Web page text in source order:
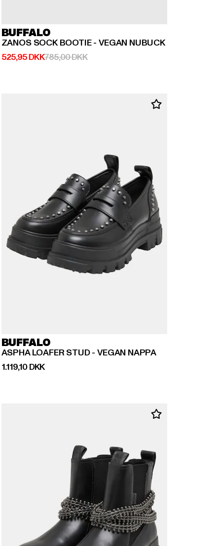
BUFFALO
ZANOS SOCK BOOTIE - VEGAN NUBUCK
525,95 DKK
Nuværende pris: 525,95 DKK
785,00 DKKKampagnepris: 785,00 DKK
BUFFALO
ASPHA LOAFER STUD - VEGAN NAPPA
1.119,10 DKK
Nuværende pris: 1.119,10 DKK